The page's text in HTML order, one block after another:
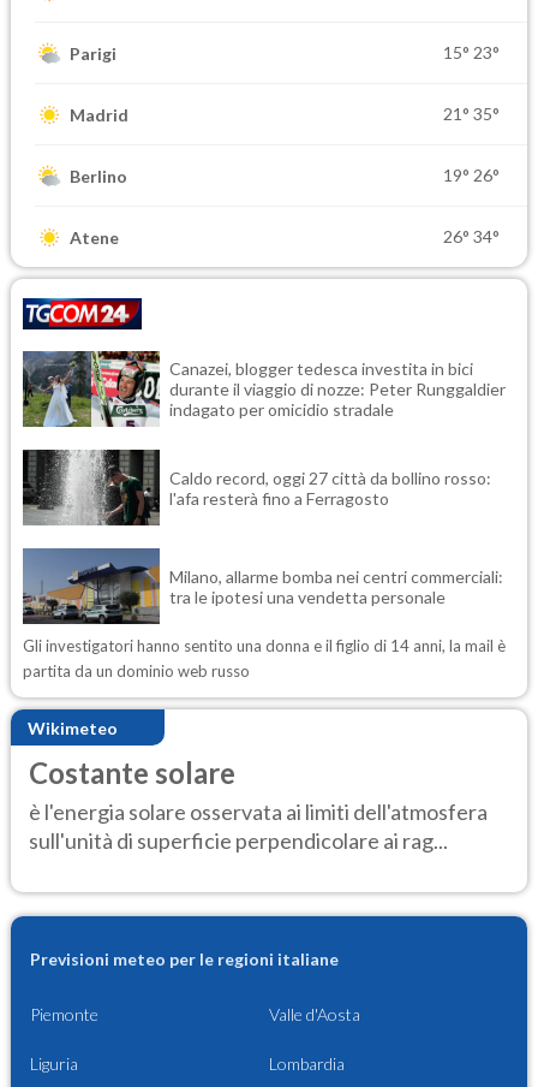
Parigi 15° 23°
Madrid 21° 35°
Berlino 19° 26°
Atene 26° 34°
Canazei, blogger tedesca investita in bici
durante il viaggio di nozze: Peter Runggaldier
indagato per omicidio stradale
Caldo record, oggi 27 città da bollino rosso:
l'afa resterà fino a Ferragosto
Milano, allarme bomba nei centri commerciali:
tra le ipotesi una vendetta personale
Gli investigatori hanno sentito una donna e il figlio di 14 anni, la mail è
partita da un dominio web russo
Wikimeteo
Costante solare
è l'energia solare osservata ai limiti dell'atmosfera
sull'unità di superficie perpendicolare ai rag...
Previsioni meteo per le regioni italiane
Piemonte Valle d'Aosta
Liguria Lombardia